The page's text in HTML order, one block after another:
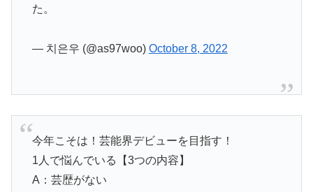
た。
— 치은우 (@as97woo) October 8, 2022
今年こそは！芸能界デビューを目指す！
1人で悩んでいる【3つの内容】
A：芸歴がない